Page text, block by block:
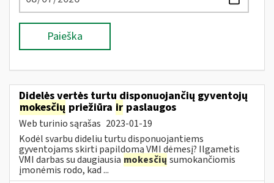
Paieška
Didelės vertės turtu disponuojančių gyventojų
mokesčių priežiūra ir paslaugos
Web turinio sąrašas 2023-01-19
Kodėl svarbu dideliu turtu disponuojantiems
gyventojams skirti papildomą VMI dėmesį? Ilgametis
VMI darbas su daugiausia mokesčių sumokančiomis
įmonėmis rodo, kad ...